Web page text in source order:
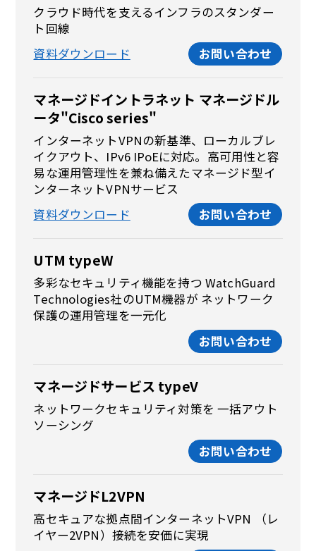
クラウド時代を支えるインフラのスタンダー
ト回線
資料ダウンロード
お問い合わせ
マネージドイントラネット マネージドル
ータ"Cisco series"
インターネットVPNの新基準、ローカルブレ
イクアウト、IPv6 IPoEに対応。高可用性と容
易な運用管理性を兼ね備えたマネージド型イ
ンターネットVPNサービス
資料ダウンロード
お問い合わせ
UTM typeW
多彩なセキュリティ機能を持つ WatchGuard
Technologies社のUTM機器が ネットワーク
保護の運用管理を一元化
お問い合わせ
マネージドサービス typeV
ネットワークセキュリティ対策を 一括アウト
ソーシング
お問い合わせ
マネージドL2VPN
高セキュアな拠点間インターネットVPN （レ
イヤー2VPN）接続を安価に実現